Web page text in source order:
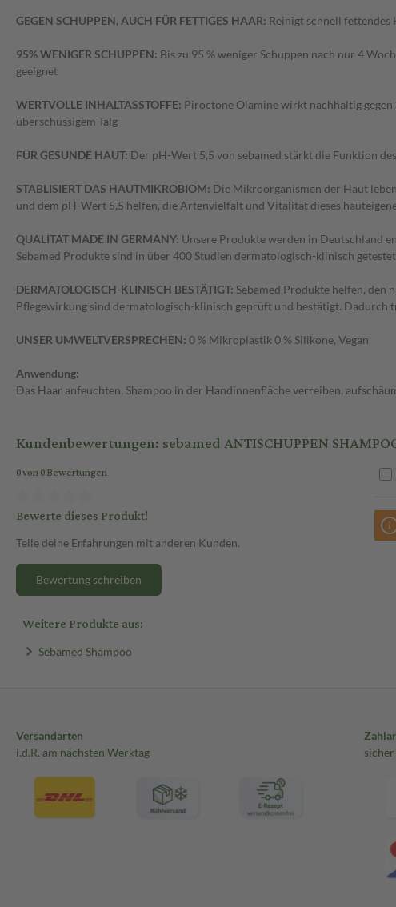
GEGEN SCHUPPEN, AUCH FÜR FETTIGES HAAR: Reinigt schnell fettendes
95% WENIGER SCHUPPEN: Bis zu 95 % weniger Schuppen nach nur 4
geeignet
WERTVOLLE INHALTASSTOFFE: Piroctone Olamine wirkt nachhaltig
überschüssigem Talg
FÜR GESUNDE HAUT: Der pH-Wert 5,5 von sebamed stärkt die Funktion
STABLISIERT DAS HAUTMIKROBIOM: Die Mikroorganismen der Haut
und dem pH-Wert 5,5 helfen, die Artenvielfalt und Vitalität dieses
QUALITÄT MADE IN GERMANY: Unsere Produkte werden in Deutschland
Sebamed Produkte sind in über 400 Studien dermatologisch-klinisch getestet
DERMATOLOGISCH-KLINISCH BESTÄTIGT: Sebamed Produkte helfen,
Pflegewirkung sind dermatologisch-klinisch geprüft und bestätigt. Dadurch
UNSER UMWELTVERSPRECHEN: 0 % Mikroplastik 0 % Silikone, Vegan
Anwendung:
Das Haar anfeuchten, Shampoo in der Handinnenfläche verreiben,
Kundenbewertungen: sebamed ANTISCHUPPEN
0 von 0 Bewertungen
Bewerte dieses Produkt!
Teile deine Erfahrungen mit anderen Kunden.
Bewertung schreiben
Weitere Produkte aus:
Sebamed Shampoo
Versandarten
i.d.R. am nächsten Werktag